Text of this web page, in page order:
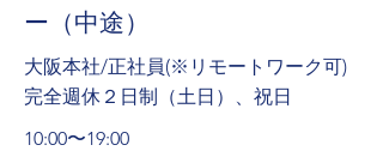
ー（中途）
大阪本社/正社員(※リモートワーク可)
完全週休２日制（土日）、祝日
10:00〜19:00